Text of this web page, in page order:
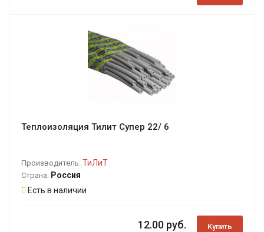
Теплоизоляция Тилит Супер 22/ 6
Производитель: ТиЛиТ
Страна: Россия
Есть в наличии
12.00 руб. Купить